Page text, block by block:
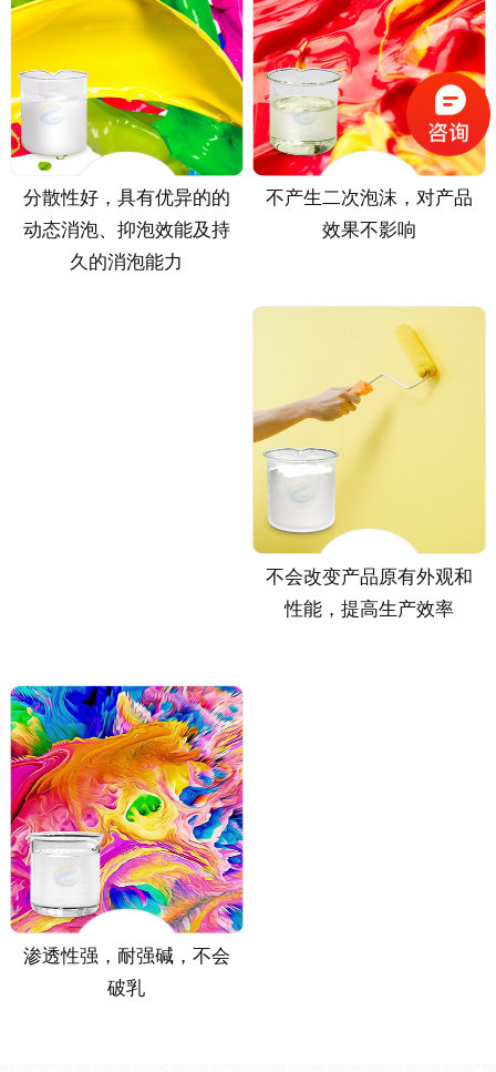
分散性好，具有优异的的
动态消泡、抑泡效能及持
久的消泡能力
不产生二次泡沫，对产品
效果不影响
不会改变产品原有外观和
性能，提高生产效率
渗透性强，耐强碱，不会
破乳